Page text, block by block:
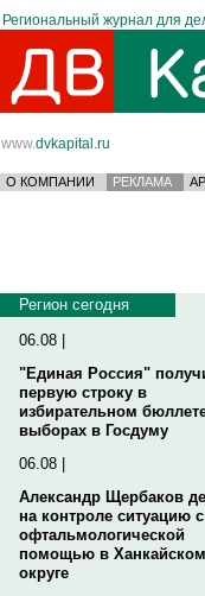
Региональный журнал для
www.dvkapital.ru
О КОМПАНИИ РЕКЛАМА
Регион сегодня
06.08 |
"Единая Россия"
первую строку в
избирательном
выборах в Госдуму
06.08 |
Александр Щербаков
на контроле ситуацию с
офтальмологической
помощью в Ханкайском
округе